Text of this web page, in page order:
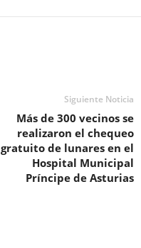
Siguiente Noticia
Más de 300 vecinos se
realizaron el chequeo
gratuito de lunares en el
Hospital Municipal
Príncipe de Asturias